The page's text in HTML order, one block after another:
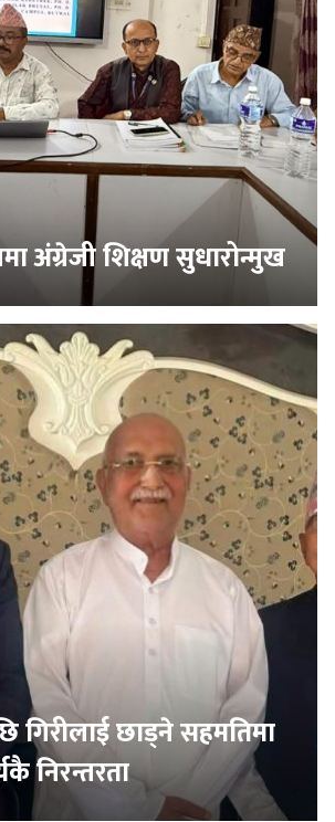
अंग्रेजी शिक्षण सुधारोन्मुख
गिरीलाई छाड्ने सहमतिमा
निरन्तरता